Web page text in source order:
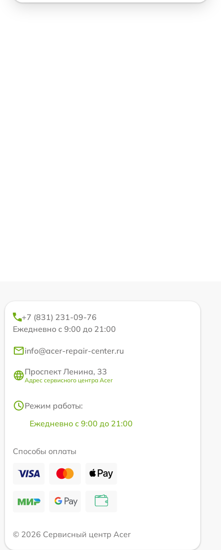
+7 (831) 231-09-76
Ежедневно с 9:00 до 21:00
info@acer-repair-center.ru
Проспект Ленина, 33
Адрес сервисного центра Acer
Режим работы:
Ежедневно с 9:00 до 21:00
Способы оплаты
© 2026 Сервисный центр Acer